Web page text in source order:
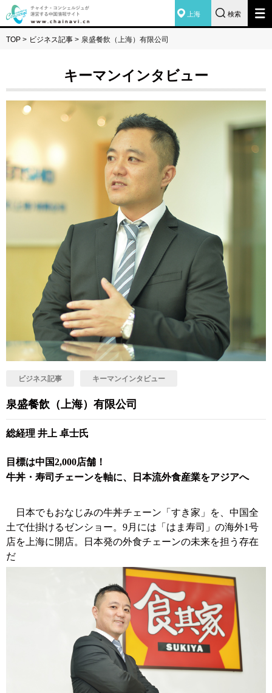
上海 検索
TOP > ビジネス記事 > 泉盛餐飲（上海）有限公司
キーマンインタビュー
ビジネス記事 キーマンインタビュー
泉盛餐飲（上海）有限公司
総経理 井上 卓士氏
目標は中国2,000店舗！
牛丼・寿司チェーンを軸に、日本流外食産業をアジアへ
日本でもおなじみの牛丼チェーン「すき家」を、中国全
土で仕掛けるゼンショー。9月には「はま寿司」の海外1号
店を上海に開店。日本発の外食チェーンの未来を担う存在
だ